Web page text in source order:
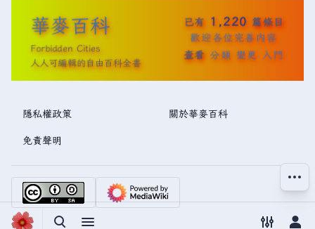
華麥百科
Forbidden Cities
人人可編輯的自由百科全書
已有 1,220 篇條目
歡迎各位完善內容
查看 分類 變更 入門
隱私權政策 關於華麥百科
免責聲明